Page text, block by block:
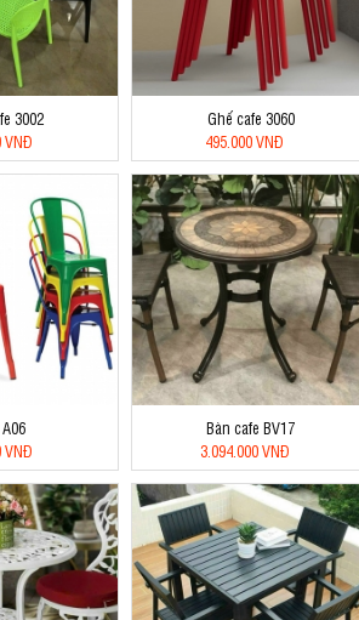
3002
VNĐ
Ghế cafe 3060
495.000 VNĐ
VNĐ
Bàn cafe BV17
3.094.000 VNĐ